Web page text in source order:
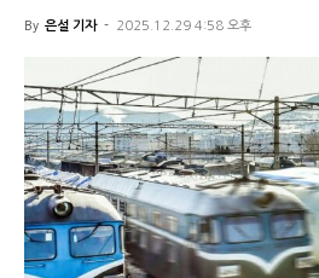
By 은설 기자 - 2025.12.29 4:58 오후